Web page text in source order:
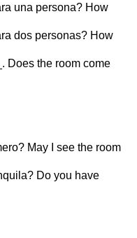
una persona? How
dos personas? How
Does the room come
May I see the room
Do you have